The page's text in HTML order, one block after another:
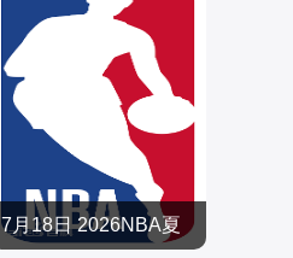
7月18日 2026NBA夏